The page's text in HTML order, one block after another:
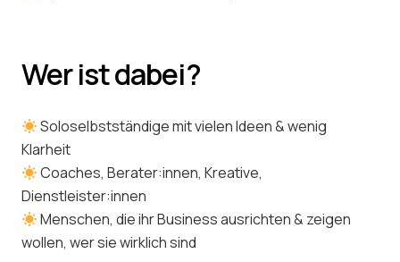
Wer ist dabei?
Soloselbstständige mit vielen Ideen & wenig
Klarheit
Coaches, Berater:innen, Kreative,
Dienstleister:innen
Menschen, die ihr Business ausrichten & zeigen
wollen, wer sie wirklich sind